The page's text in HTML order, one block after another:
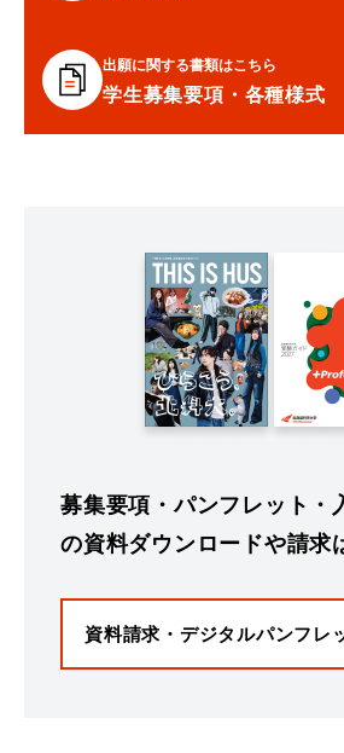
出願に関する書類はこちら
学生募集要項・各種様式
募集要項・パンフレット・
の資料ダウンロードや請求
資料請求・デジタルパンフレ